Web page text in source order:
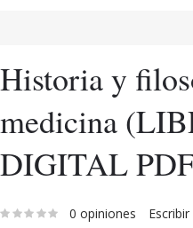
Historia y
medicina
DIGITAL
0 opiniones